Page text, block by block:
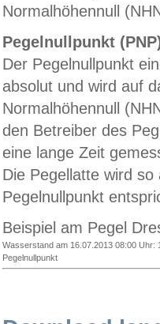
Normalhöhennull
Pegelnullpunkt
Der Pegelnullpunkt
absolut und wird auf
Normalhöhennull
den Betreiber des
eine lange Zeit
Die Pegellatte wird
Pegelnullpunkt
Beispiel am Pegel
Wasserstand am 16.07.2013 08:00 Uhr:
Pegelnullpunkt